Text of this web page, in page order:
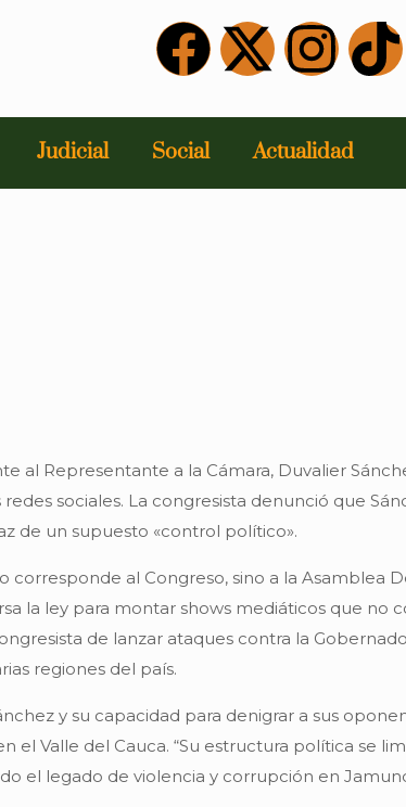
Judicial Social Actualidad
Representante a la Cámara, Duvalier
sociales. La congresista denunció que
de un supuesto «control político».
al Congreso, sino a la Asamblea
la ley para montar shows mediáticos que no
de lanzar ataques contra la
regiones del país.
y su capacidad para denigrar a sus
Valle del Cauca. “Su estructura política se
el legado de violencia y corrupción en